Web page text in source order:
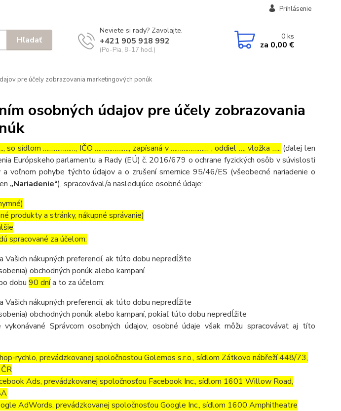
Prihlásenie
Hľadať
Neviete si rady? Zavolajte.
+421 905 918 992
(Po-Pia, 8-17 hod.)
0ks
za 0,00 €
pre účely zobrazovania marketingových ponúk
osobných údajov pre účely zobrazovania
so sídlom ………………, IČO ………………., zapísaná v ………………… , oddiel …, vložka ….. (ďalej len
Európskeho parlamentu a Rady (EÚ) č. 2016/679 o ochrane fyzických osôb v súvislosti
a voľnom pohybe týchto údajov a o zrušení smernice 95/46/ES (všeobecné nariadenie o
„Nariadenie“), spracovával/a nasledujúce osobné údaje:
produkty a stránky, nákupné správanie)
spracované za účelom:
Vašich nákupných preferencií, ak túto dobu nepredĺžite
obchodných ponúk alebo kampaní
dobu 90 dnía to za účelom:
Vašich nákupných preferencií, ak túto dobu nepredĺžite
obchodných ponúk alebo kampaní, pokiaľ túto dobu nepredĺžite
vykonávané Správcom osobných údajov, osobné údaje však môžu spracovávať aj títo
rychlo, prevádzkovanej spoločnosťou Golemos s.r.o., sídlom Zátkovo nábřeží 448/73,
Ads, prevádzkovanej spoločnosťou Facebook Inc., sídlom 1601 Willow Road,
AdWords, prevádzkovanej spoločnosťou Google Inc., sídlom 1600 Amphitheatre